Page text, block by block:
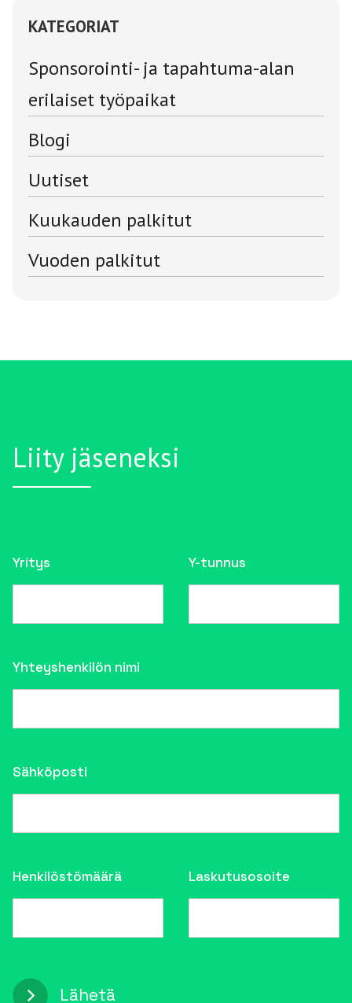
KATEGORIAT
Sponsorointi- ja tapahtuma-alan
erilaiset työpaikat
Blogi
Uutiset
Kuukauden palkitut
Vuoden palkitut
Liity jäseneksi
Yritys Y-tunnus
Yhteyshenkilön nimi
Sähköposti
Henkilöstömäärä Laskutusosoite